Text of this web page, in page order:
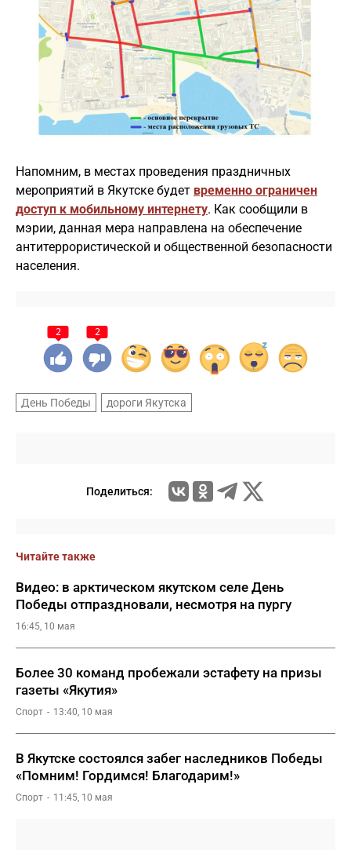
Напомним, в местах проведения праздничных
мероприятий в Якутске будет временно ограничен
доступ к мобильному интернету. Как сообщили в
мэрии, данная мера направлена на обеспечение
антитеррористической и общественной безопасности
населения.
2 2
День Победы дороги Якутска
Поделиться:
Читайте также
Видео: в арктическом якутском селе День
Победы отпраздновали, несмотря на пургу
16:45, 10 мая
Более 30 команд пробежали эстафету на призы
газеты «Якутия»
Спорт 13:40, 10 мая
В Якутске состоялся забег наследников Победы
«Помним! Гордимся! Благодарим!»
Спорт 11:45, 10 мая